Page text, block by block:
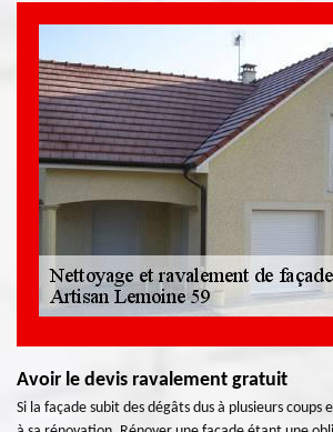
Avoir le devis ravalement gratuit
Si la façade subit des dégâts dus à plusieurs